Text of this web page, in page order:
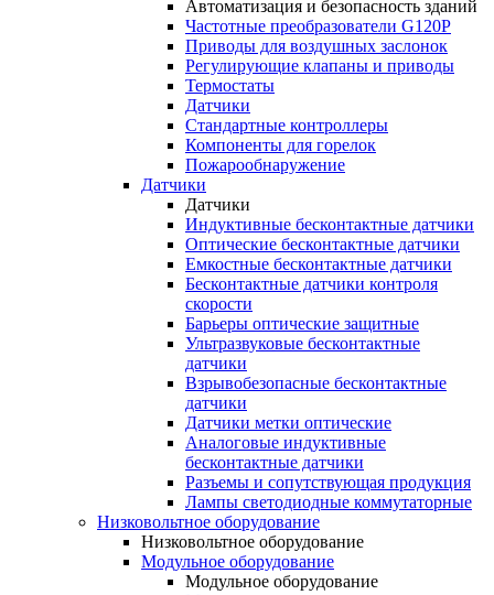
Автоматизация и безопасность зданий
Частотные преобразователи G120P
Приводы для воздушных заслонок
Регулирующие клапаны и приводы
Термостаты
Датчики
Стандартные контроллеры
Компоненты для горелок
Пожарообнаружение
Датчики
Датчики
Индуктивные бесконтактные датчики
Оптические бесконтактные датчики
Емкостные бесконтактные датчики
Бесконтактные датчики контроля
скорости
Барьеры оптические защитные
Ультразвуковые бесконтактные
датчики
Взрывобезопасные бесконтактные
датчики
Датчики метки оптические
Аналоговые индуктивные
бесконтактные датчики
Разъемы и сопутствующая продукция
Лампы светодиодные коммутаторные
Низковольтное оборудование
Низковольтное оборудование
Модульное оборудование
Модульное оборудование